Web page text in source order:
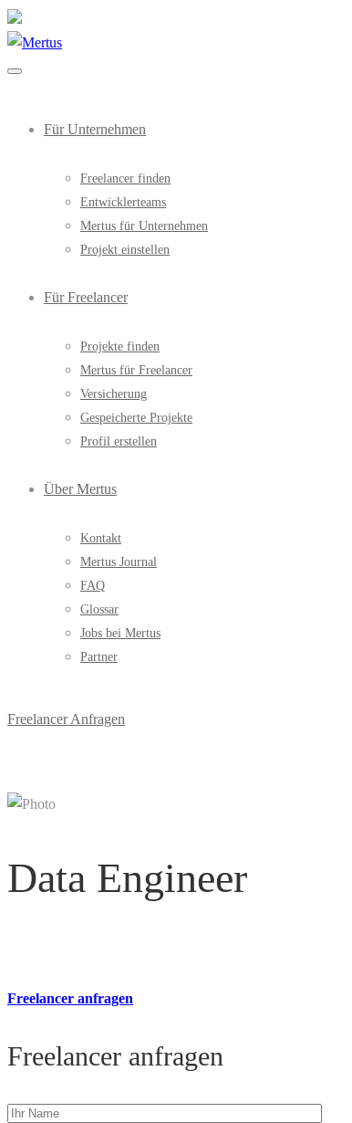
Für Unternehmen
Freelancer finden
Entwicklerteams
Mertus für Unternehmen
Projekt einstellen
Für Freelancer
Projekte finden
Mertus für Freelancer
Versicherung
Gespeicherte Projekte
Profil erstellen
Über Mertus
Kontakt
Mertus Journal
FAQ
Glossar
Jobs bei Mertus
Partner
Freelancer Anfragen
Data Engineer
Freelancer anfragen
Freelancer anfragen